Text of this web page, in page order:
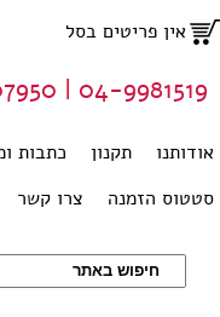
אין פריטים בסל
אודותנו תקנון כתבות
סטטוס הזמנה
צרו קשר
04-9981519 | 051-2707950